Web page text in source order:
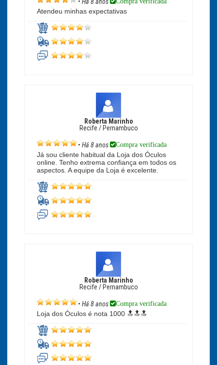
• Há 8 anos
Atendeu minhas expectativas
Roberta Marinho
Recife / Pernambuco
• Há 8 anos Compra verificada
Já sou cliente habitual da Loja dos Óculos
online. Tenho extrema confiança em todos os
aspectos. A equipe da Loja é excelente.
Roberta Marinho
Recife / Pernambuco
• Há 8 anos Compra verificada
Loja dos Óculos é nota 1000 🔝🔝🔝